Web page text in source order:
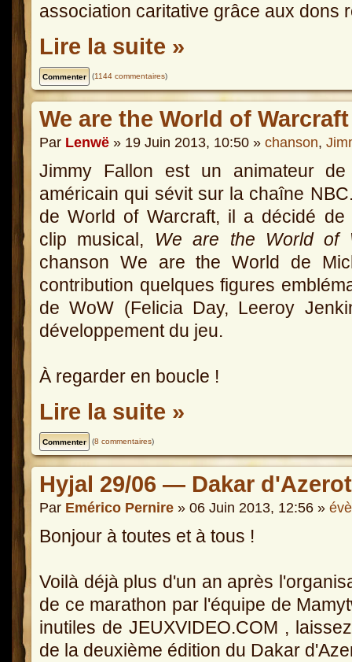
association caritative grâce aux dons
Lire la suite »
(1144 commentaires)
We are the World of Warcraft
Par Lenwë » 19 Juin 2013, 10:50 » chanson,
Jimmy Fallon est un animateur
américain qui sévit sur la chaîne
de World of Warcraft, il a décidé de
clip musical, We are the World of
chanson We are the World de
contribution quelques figures
de WoW (Felicia Day, Leeroy
développement du jeu.
À regarder en boucle !
Lire la suite »
(8 commentaires)
Hyjal 29/06 — Dakar
Par Emérico Pernire » 06 Juin 2013, 12:56 »
Bonjour à toutes et à tous !
Voilà déjà plus d'un an après
de ce marathon par l'équipe de
inutiles de JEUXVIDEO.COM ,
de la deuxième édition du Dakar